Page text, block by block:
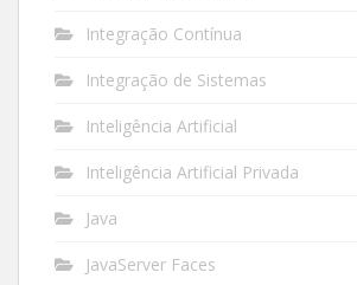
Integração Contínua
Integração de Sistemas
Inteligência Artificial
Inteligência Artificial Privada
Java
JavaServer Faces